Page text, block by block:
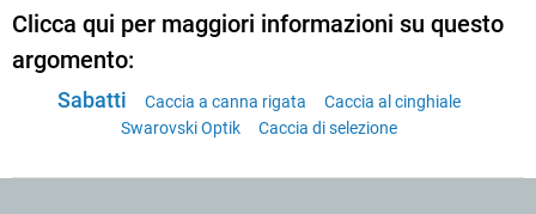
Clicca qui per maggiori informazioni su questo
argomento:
Sabatti Caccia a canna rigata
Caccia al cinghiale
Swarovski Optik
Caccia di selezione